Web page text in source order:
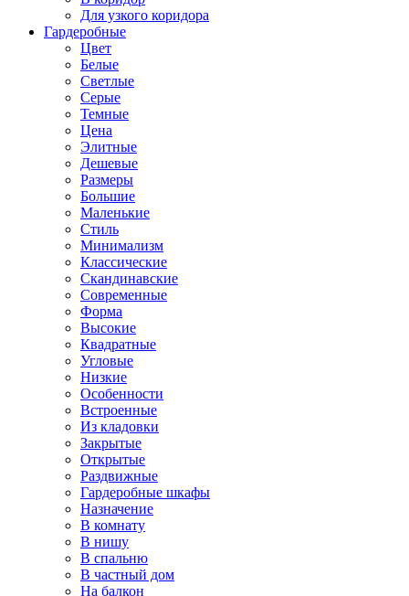
Для узкого коридора
Гардеробные
Цвет
Белые
Светлые
Серые
Темные
Цена
Элитные
Дешевые
Размеры
Большие
Маленькие
Стиль
Минимализм
Классические
Скандинавские
Современные
Форма
Высокие
Квадратные
Угловые
Низкие
Особенности
Встроенные
Из кладовки
Закрытые
Открытые
Раздвижные
Гардеробные шкафы
Назначение
В комнату
В нишу
В спальню
В частный дом
На балкон